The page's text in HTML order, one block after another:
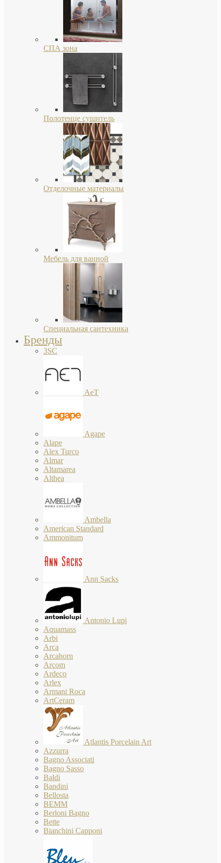
СПА зона
Полотенце сушитель
Отделочные материалы
Мебель для ванной
Специальная сантехника
Бренды
3SC
AeT
Agape
Alape
Alex Turco
Almar
Altamarea
Althea
Ambella
American Standard
Ammonitum
Ann Sacks
Antonio Lupi
Aquamass
Arbi
Arca
Arcahorn
Arcom
Ardeco
Arlex
Armani Roca
ArtCeram
Atlantis Porcelain Art
Azzurra
Bagno Associati
Bagno Sasso
Baldi
Bandini
Bellosta
BEMM
Berloni Bagno
Bette
Bianchini Capponi